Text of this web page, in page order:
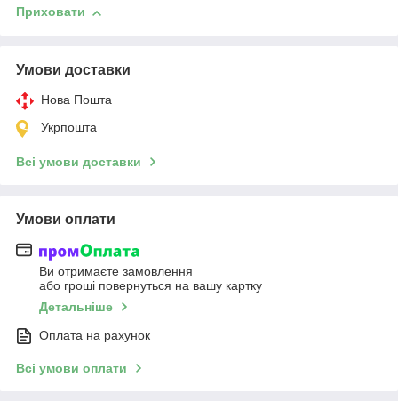
Приховати
Умови доставки
Нова Пошта
Укрпошта
Всі умови доставки
Умови оплати
Ви отримаєте замовлення
або гроші повернуться на вашу картку
Детальніше
Оплата на рахунок
Всі умови оплати